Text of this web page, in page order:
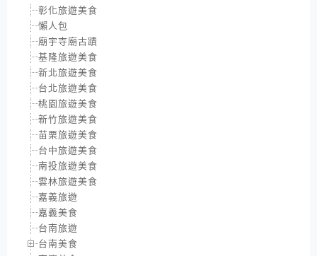
彰化旅遊美食
懶人包
廟宇寺廟古蹟
基隆旅遊美食
新北旅遊美食
台北旅遊美食
桃園旅遊美食
新竹旅遊美食
苗栗旅遊美食
台中旅遊美食
南投旅遊美食
雲林旅遊美食
嘉義旅遊
嘉義美食
台南旅遊
台南美食